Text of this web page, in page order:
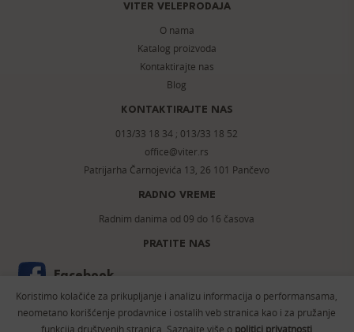
VITER VELEPRODAJA
O nama
Katalog proizvoda
Kontaktirajte nas
Blog
KONTAKTIRAJTE NAS
013/33 18 34 ; 013/33 18 52
office@viter.rs
Patrijarha Čarnojevića 13, 26 101 Pančevo
RADNO VREME
Radnim danima od 09 do 16 časova
PRATITE NAS
Facebook
Instagram
Koristimo kolačiće za prikupljanje i analizu informacija o performansama,
neometano korišćenje prodavnice i ostalih veb stranica kao i za pružanje
funkcija društvenih stranica. Saznajte više o politici privatnosti